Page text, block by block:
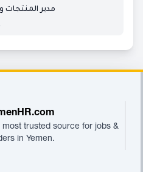
مدير المنتجات
most trusted source for jobs &
in Yemen.